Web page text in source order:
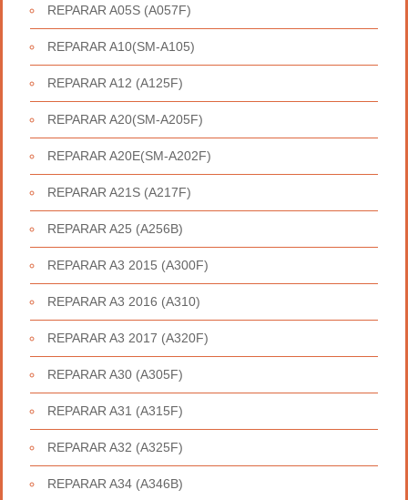
REPARAR A05S (A057F)
REPARAR A10(SM-A105)
REPARAR A12 (A125F)
REPARAR A20(SM-A205F)
REPARAR A20E(SM-A202F)
REPARAR A21S (A217F)
REPARAR A25 (A256B)
REPARAR A3 2015 (A300F)
REPARAR A3 2016 (A310)
REPARAR A3 2017 (A320F)
REPARAR A30 (A305F)
REPARAR A31 (A315F)
REPARAR A32 (A325F)
REPARAR A34 (A346B)